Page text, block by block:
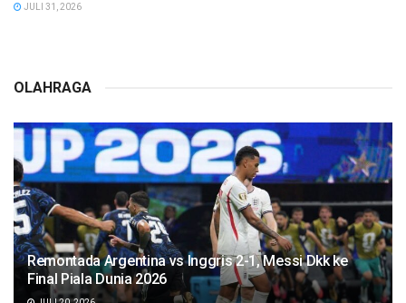
JULI 31, 2026
OLAHRAGA
Remontada Argentina vs Inggris 2-1, Messi Dkk ke
Final Piala Dunia 2026